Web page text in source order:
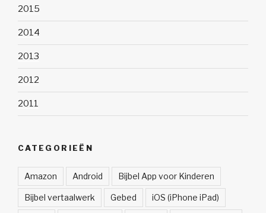
2015
2014
2013
2012
2011
CATEGORIEËN
Amazon Android Bijbel App voor Kinderen
Bijbel vertaalwerk Gebed iOS (iPhone iPad)